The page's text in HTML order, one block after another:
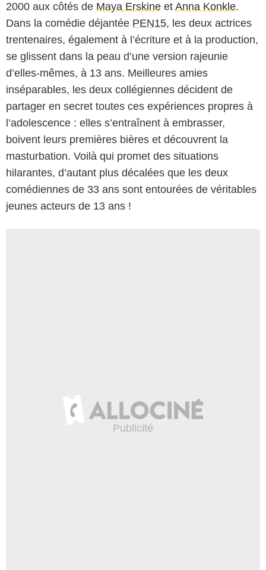
2000 aux côtés de Maya Erskine et Anna Konkle.
Dans la comédie déjantée PEN15, les deux actrices
trentenaires, également à l’écriture et à la production,
se glissent dans la peau d’une version rajeunie
d’elles-mêmes, à 13 ans. Meilleures amies
inséparables, les deux collégiennes décident de
partager en secret toutes ces expériences propres à
l’adolescence : elles s’entraînent à embrasser,
boivent leurs premières bières et découvrent la
masturbation. Voilà qui promet des situations
hilarantes, d’autant plus décalées que les deux
comédiennes de 33 ans sont entourées de véritables
jeunes acteurs de 13 ans !